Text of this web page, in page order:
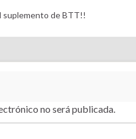
suplemento de BTT!!
no será publicada.